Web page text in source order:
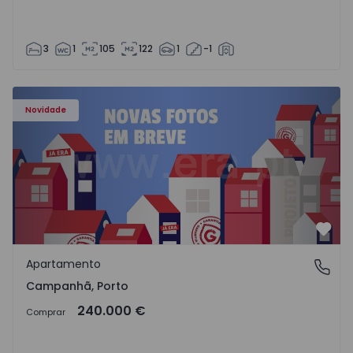
3 1 105 122 1 -1
Novidade
Apartamento T3 Porto, Campanhã - 1575504 - 1
Campanhã, Porto
Apartamento
Campanhã, Porto
Comprar 240.000 €